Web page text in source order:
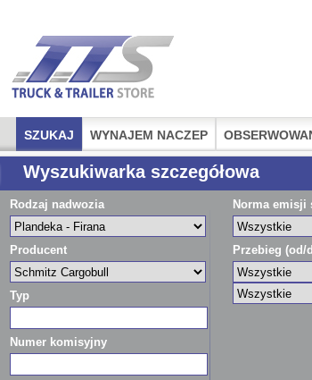
SZUKAJ WYNAJEM NACZEP
Wyszukiwarka szczegółowa
Rodzaj nadwozia
Producent
Typ
Numer komisyjny
Norma emisji
Przebieg (od/